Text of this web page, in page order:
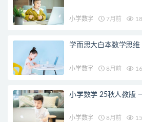
小学数字 7月前 18
学而思大白本数学思维
小学数字 8月前 16
小学数学 25秋人教版
小学数字 8月前 15